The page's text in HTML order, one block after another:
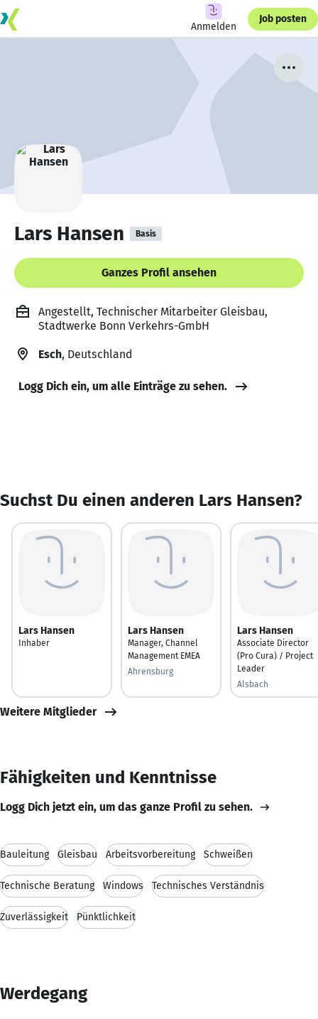
Anmelden
Job posten
Lars Hansen Basis
Ganzes Profil ansehen
Angestellt, Technischer Mitarbeiter Gleisbau,
Stadtwerke Bonn Verkehrs-GmbH
Esch, Deutschland
Logg Dich ein, um alle Einträge zu sehen.
Suchst Du einen anderen Lars Hansen?
Lars Hansen
Inhaber
Lars Hansen
Manager, Channel
Management EMEA
Ahrensburg
Lars Hansen
Associate Director
(Pro Cura) / Project
Leader
Alsbach
Weitere Mitglieder
Fähigkeiten und Kenntnisse
Logg Dich jetzt ein, um das ganze Profil zu sehen.
Bauleitung Gleisbau Arbeitsvorbereitung Schweißen
Technische Beratung Windows Technisches Verständnis
Zuverlässigkeit Pünktlichkeit
Werdegang